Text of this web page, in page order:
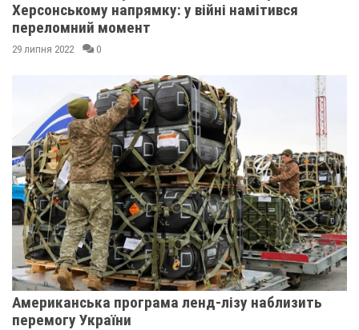
Херсонському напрямку: у війні намітився
переломний момент
29 липня 2022 0
Американська програма ленд-лізу наблизить
перемогу України